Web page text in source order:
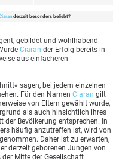
derzeit besonders beliebt?
gebildet und wohlhabend
Ciaran der Erfolg bereits in
aus einfacheren
sagen, bei jedem einzelnen
Für den Namen Ciaran gilt
von Eltern gewählt wurde,
als auch hinsichtlich ihres
der Bevölkerung entsprechen. In
häufig anzutreffen ist, wird von
Daher ist zu erwarten,
derzeit geborenen Jungen von
Mitte der Gesellschaft